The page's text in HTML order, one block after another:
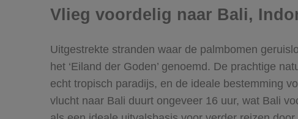
Vlieg voordelig naar Bali,
Uitgestrekte stranden waar de palmbomen
het ‘Eiland der Goden’ genoemd. De prachtige
echt tropisch paradijs, en de ideale bestemming
vlucht naar Bali duurt ongeveer 16 uur, wat Bali